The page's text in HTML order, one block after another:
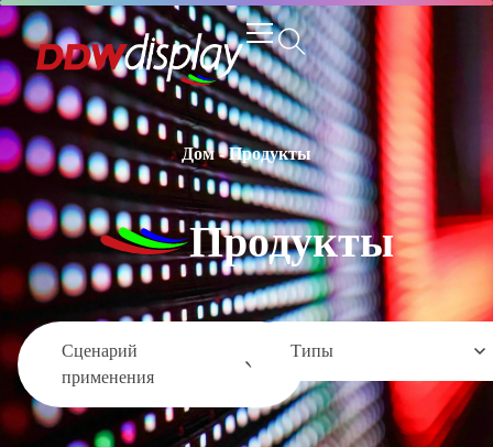
Дом-Продукты
Продукты
Сценарий
применения
Типы